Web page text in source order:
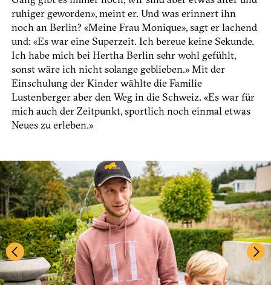
ruhiger geworden», meint er. Und was erinnert ihn
noch an Berlin? «Meine Frau Monique», sagt er lachend
und: «Es war eine Superzeit. Ich bereue keine Sekunde.
Ich habe mich bei Hertha Berlin sehr wohl gefühlt,
sonst wäre ich nicht solange geblieben.» Mit der
Einschulung der Kinder wählte die Familie
Lustenberger aber den Weg in die Schweiz. «Es war für
mich auch der Zeitpunkt, sportlich noch einmal etwas
Neues zu erleben.»